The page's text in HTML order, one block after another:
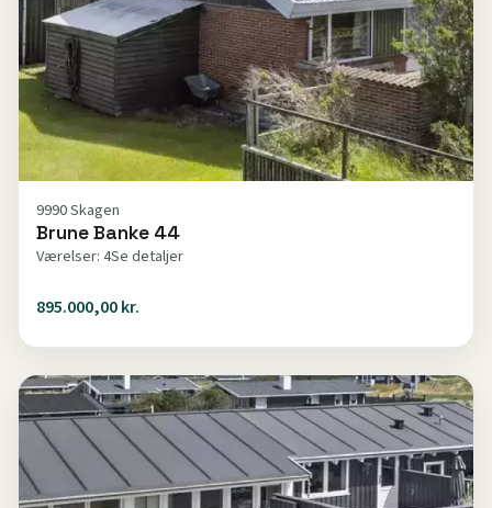
9990 Skagen
Brune Banke 44
Værelser: 4Se detaljer
895.000,00 kr.